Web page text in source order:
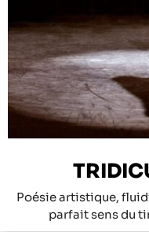
Poésie artistique,
parfait sens du